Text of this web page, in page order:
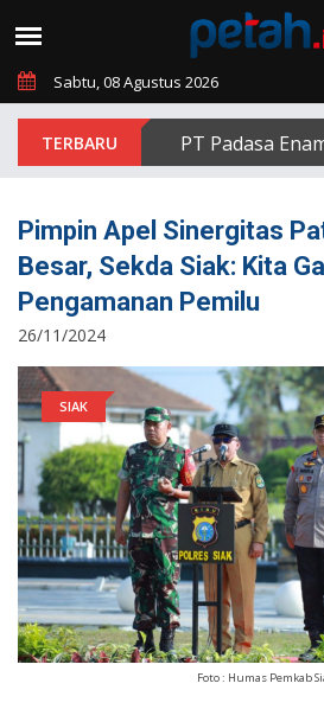
Sabtu, 08 Agustus 2026
PT Padasa
Pimpin Apel Sinergitas
Besar, Sekda Siak: Kita
Pengamanan Pemilu
26/11/2024
SIAK
Foto : Humas Pemkab